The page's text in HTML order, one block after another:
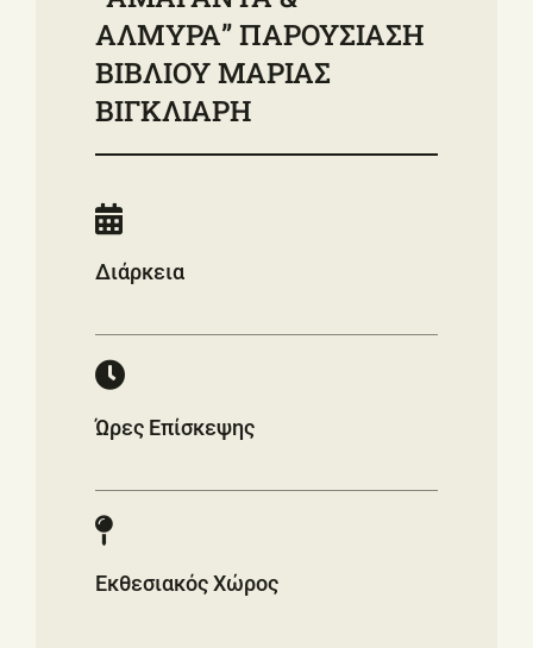
ΑΛΜΥΡΑ” ΠΑΡΟΥΣΙΑΣΗ
ΒΙΒΛΙΟΥ ΜΑΡΙΑΣ
ΒΙΓΚΛΙΑΡΗ
Διάρκεια
Ώρες Επίσκεψης
Εκθεσιακός Χώρος